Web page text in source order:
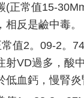
常值15-
反是鹼中毒。
2。09-2。
射VD過多，酸
血鈣，慢腎炎